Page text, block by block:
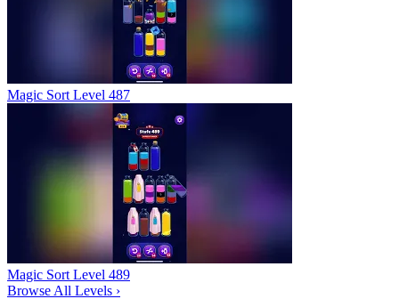
Magic Sort Level 487
Magic Sort Level 489
Browse All Levels ›